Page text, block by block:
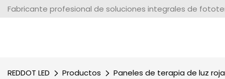
Fabricante profesional de soluciones integrales de
REDDOT LED Productos Paneles de terapia de luz roja